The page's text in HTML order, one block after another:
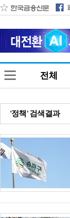
전체
'정책' 검색결과